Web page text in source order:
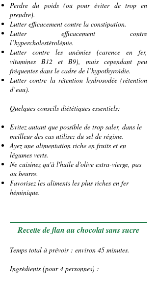
Perdre du poids(ou pour éviter de trop en
prendre).
Lutter efficacement contre la constipation.
Lutter efficacement contre
l’hypercholestérolémie.
Lutter contre les anémies (carence en fer,
vitamines B12 et B9), mais cependant peu
fréquentes dans le cadre de l’hypothyroïdie.
Lutter contre la rétention hydrosodée (rétention
d’eau).
Quelques conseils diététiques essentiels:
Evitez autant que possible de trop saler, dans le
meilleur des cas utilisez du sel de régime.
Ayez une alimentation riche en fruits et en
légumes verts.
Ne cuisinez qu'à l'huile d'olive extra-vierge, pas
au beurre.
Favorisez les aliments les plus riches en fer
héminique.
Recette de flan au chocolat sans sucre
Temps total à prévoir : environ 45 minutes.
Ingrédients (pour 4 personnes) :